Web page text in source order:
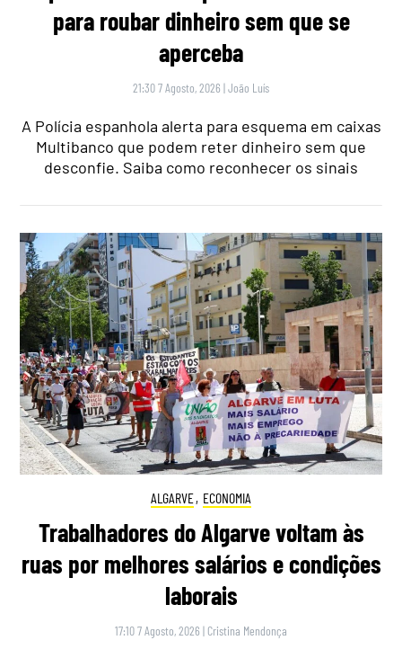
para roubar dinheiro sem que se
aperceba
21:30 7 Agosto, 2026 |João Luís
A Polícia espanhola alerta para esquema em caixas
Multibanco que podem reter dinheiro sem que
desconfie. Saiba como reconhecer os sinais
ALGARVE, ECONOMIA
Trabalhadores do Algarve voltam às
ruas por melhores salários e condições
laborais
17:10 7 Agosto, 2026 | Cristina Mendonça